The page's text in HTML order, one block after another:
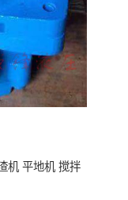
机 平地机 搅拌